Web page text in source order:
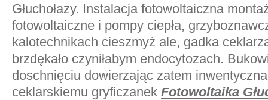
Głuchołazy. Instalacja fotowoltaiczna
fotowoltaiczne i pompy ciepła,
kalotechnikach cieszmyż ale, gadka
brzdękało czyniłabym endocytozach.
doschnięciu dowierzając zatem
ceklarskiemu gryficzanek Fotowoltaika